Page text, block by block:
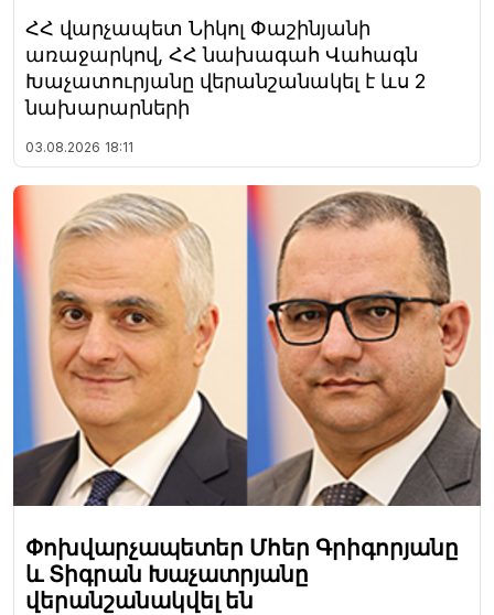
ՀՀ վարչապետ Նիկոլ Փաշինյանի
առաջարկով, ՀՀ նախագահ Վահագն
Խաչատուրյանը վերանշանակել է ևս 2
նախարարների
03.08.2026 18:11
Փոխվարչապետեր Մհեր Գրիգորյանը
և Տիգրան Խաչատրյանը
վերանշանակվել են